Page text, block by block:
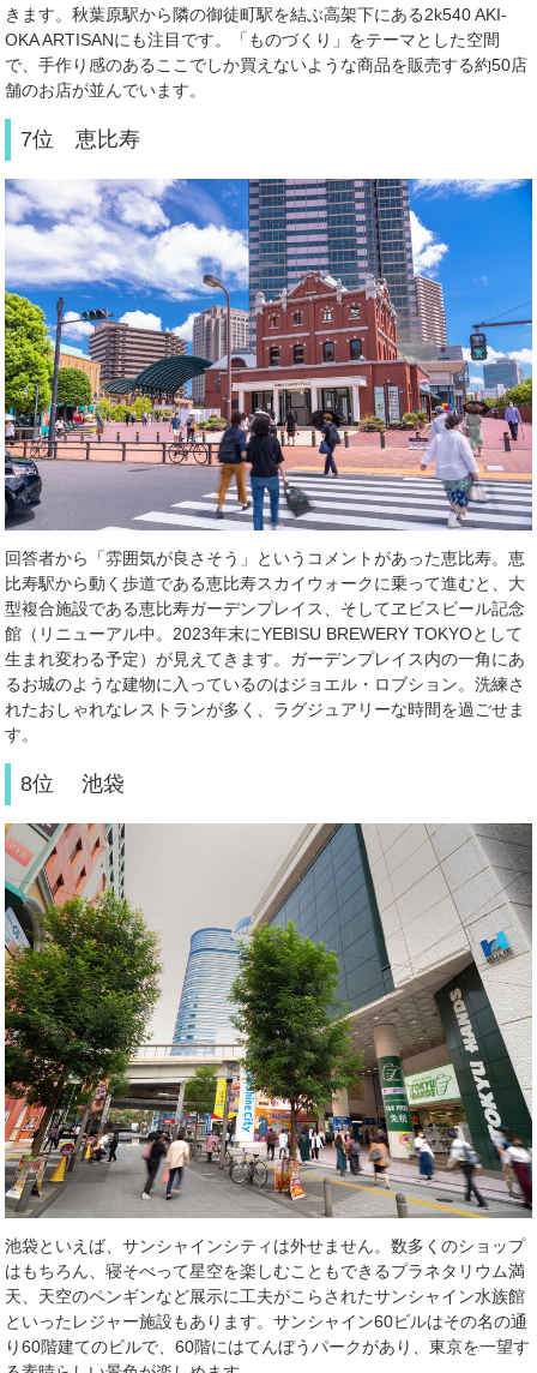
きます。秋葉原駅から隣の御徒町駅を結ぶ高架下にある2k540 AKI-
OKA ARTISANにも注目です。「ものづくり」をテーマとした空間
で、手作り感のあるここでしか買えないような商品を販売する約50店
舗のお店が並んでいます。
7位 恵比寿
回答者から「雰囲気が良さそう」というコメントがあった恵比寿。恵
比寿駅から動く歩道である恵比寿スカイウォークに乗って進むと、大
型複合施設である恵比寿ガーデンプレイス、そしてヱビスビール記念
館（リニューアル中。 2023年末にYEBISU BREWERY TOKYOとして
生まれ変わる予定）が見えてきます。ガーデンプレイス内の一角にあ
るお城のような建物に入っているのはジョエル・ロブション。洗練さ
れたおしゃれなレストランが多く、ラグジュアリーな時間を過ごせま
す。
8位 池袋
池袋といえば、サンシャインシティは外せません。数多くのショップ
はもちろん、寝そべって星空を楽しむこともできるプラネタリウム満
天、天空のペンギンなど展示に工夫がこらされたサンシャイン水族館
といったレジャー施設もあります。サンシャイン60ビルはその名の通
り60階建てのビルで、60階にはてんぼうパークがあり、東京を一望す